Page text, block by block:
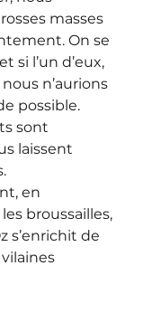
masses
On se
si l’un d’eux,
n’aurions
possible.
sont
laissent
en
broussailles,
s’enrichit de